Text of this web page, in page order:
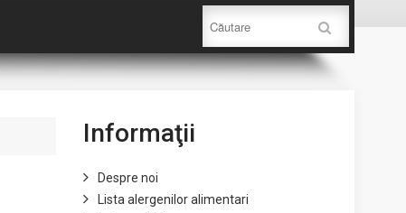
Informaţii
Despre noi
Lista alergenilor alimentari